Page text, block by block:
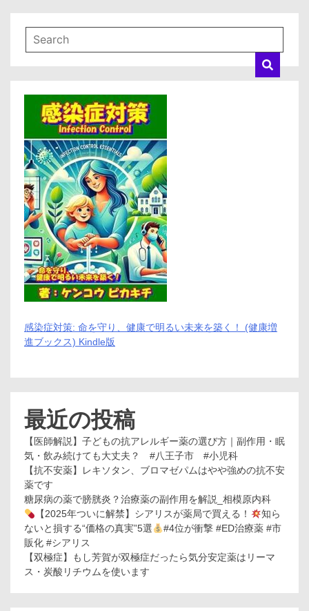
感染症対策: 命を守り、健康で明るい未来を築く！ (健康増
進ブックス) Kindle版
最近の投稿
【医師解説】子どもの抗アレルギー薬の選び方｜副作用・眠
気・飲み続けても大丈夫？ #八王子市 #小児科
【抗不安薬】レキソタン、ブロマゼパムはやや強めの抗不安
薬です
糖尿病の薬で膀胱炎？治療薬の副作用を解説_相模原内科
【2025年ついに解禁】シアリスが薬局で買える！
知ら
ないと損する“価格の真実”5選
#4位が衝撃 #ED治療薬 #市
販化 #シアリス
【双極症】もし芳賀が双極症だったら気分安定薬はリーマ
ス・炭酸リチウムを使います